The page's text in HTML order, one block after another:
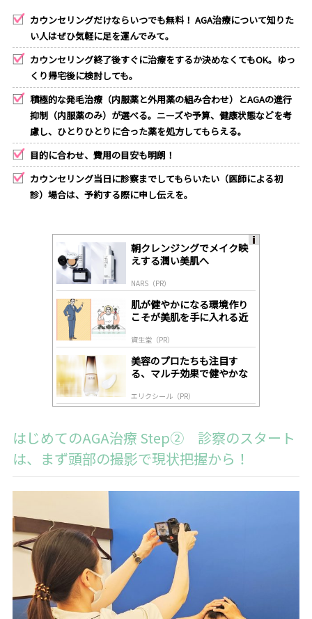
カウンセリングだけならいつでも無料！ AGA治療について知りた
い人はぜひ気軽に足を運んでみて。
カウンセリング終了後すぐに治療をするか決めなくてもOK。ゆっ
くり帰宅後に検討しても。
積極的な発毛治療（内服薬と外用薬の組み合わせ）とAGAの進行
抑制（内服薬のみ）が選べる。ニーズや予算、健康状態などを考
慮し、ひとりひとりに合った薬を処方してもらえる。
目的に合わせ、費用の目安も明朗！
カウンセリング当日に診察までしてもらいたい（医師による初
診）場合は、予約する際に申し伝えを。
朝クレンジングでメイク映
えする潤い美肌へ
NARS（PR）
肌が健やかになる環境作り
こそが美肌を手に入れる近
資生堂（PR）
美容のプロたちも注目す
る、マルチ効果で健やかな
エリクシール（PR）
はじめてのAGA治療 Step② 診察のスタート
は、まず頭部の撮影で現状把握から！